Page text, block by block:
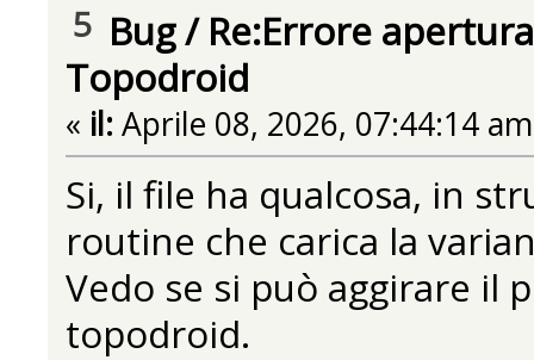
5 Bug/ Re:Errore
Topodroid
« il: Aprile 08, 2026, 07:44:14
Si, il file ha qualcosa, in
routine che carica la
Vedo se si può aggirare il
topodroid.